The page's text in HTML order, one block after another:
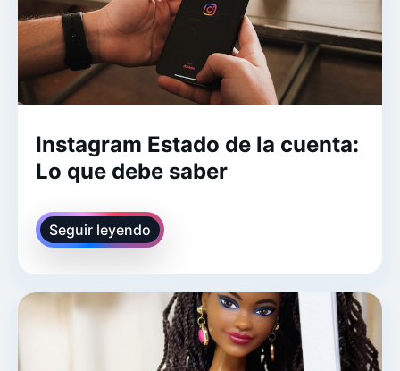
Instagram Estado de la cuenta:
Lo que debe saber
Seguir leyendo